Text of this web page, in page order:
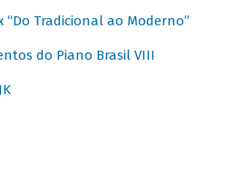
“Do Tradicional ao Moderno”
do Piano Brasil VIII